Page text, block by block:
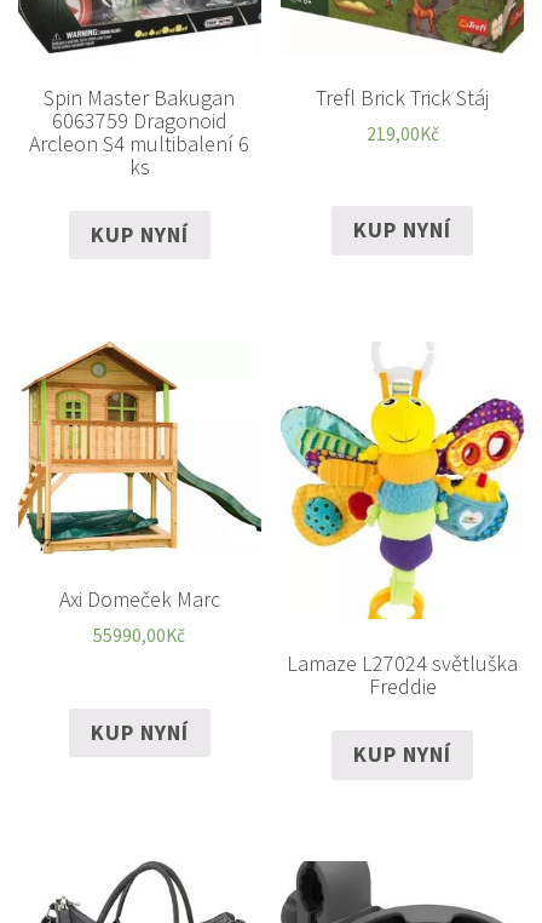
Spin Master Bakugan
6063759 Dragonoid
Arcleon S4 multibalení 6
ks
KUP NYNÍ
Trefl Brick Trick Stáj
219,00Kč
KUP NYNÍ
Axi Domeček Marc
55990,00Kč
KUP NYNÍ
Lamaze L27024 světluška
Freddie
KUP NYNÍ